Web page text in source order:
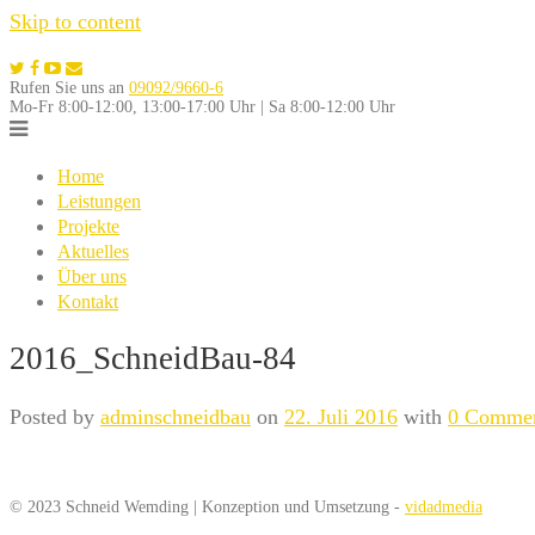
Skip to content
Rufen Sie uns an 09092/9660-6
Mo-Fr 8:00-12:00, 13:00-17:00 Uhr | Sa 8:00-12:00 Uhr
Home
Leistungen
Projekte
Aktuelles
Über uns
Kontakt
2016_SchneidBau-84
Posted by adminschneidbau on 22. Juli 2016 with 0
© 2023 Schneid Wemding | Konzeption und Umsetzung - vidadmedia